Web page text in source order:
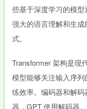
些基于深度学习的模
强大的语言理解和生
式。
Transformer 架构是现
模型能够关注输入序
练效率。编码器和解
器，GPT 使用解码器。